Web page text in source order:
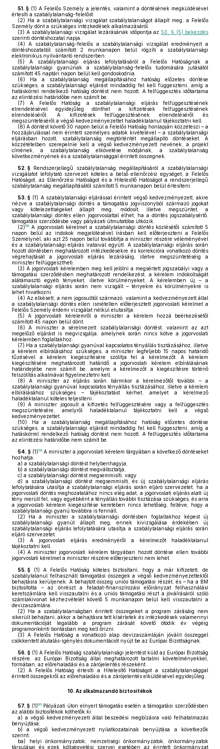
51. § (1) A Felelős Személy a jelentés, valamint a döntésének megküldésével
értesíti a szabálytalanság-felelőst.
(2) Ha a szabálytalansági vizsgálat szabálytalanságot állapít meg, a Felelős
Személy dönt a szükséges intézkedések alkalmazásáról.
(3) A szabálytalansági vizsgálat lezárásának időpontja az50. § (5) bekezdés
szerinti döntéshozatal napja.
(4) A szabálytalanság-felelős a szabálytalansági vizsgálat eredményeit a
döntéshozataltól számított 2 munkanapon belül rögzíti a szabálytalansági
elektronikus nyilvántartó rendszerben.
(5) A szabálytalansági eljárás lefolytatásáról a Felelős Hatóságnak a
szabálytalansági gyanúnak a szabálytalanság-felelős tudomására jutásától
számított 45 naptári napon belül kell gondoskodnia.
(6) Ha a szabálytalanság megállapításához hatóság előzetes döntése
szükséges, a szabálytalansági eljárást mindaddig fel kell függeszteni, amíg a
hatáskörrel rendelkező hatóság döntést nem hozott. A felfüggesztés időtartama
az elintézési határidőbe nem számít be.
(7) A Felelős Hatóság a szabálytalansági eljárás felfüggesztésének
elrendelésével egyidejűleg dönthet a kifizetések felfüggesztésének
elrendeléséről. A kifizetések felfüggesztésének elrendeléséről és
megszüntetéséről a végső kedvezményezettet haladéktalanul tájékoztatni kell.
(8) A döntést követő 30 napon belül a Felelős Hatóság honlapján közzéteszi – a
hozzájárulással nem érintett személyes adatok kivételével – a szabálytalansági
eljárásban hozott, szabálytalanság megtörténtét megállapító döntéseket. A
közzétételben szerepelnie kell a végső kedvezményezett nevének, a projekt
címének, a szabálytalanság elkövetése módjának, a szabálytalanság
következményének és a szabálytalansággal érintett összegnek.
52. § Rendszerjellegű szabálytalanság megállapításáról a szabálytalansági
vizsgálatot lefolytató szervezet köteles a belső ellenőrzési egységet, a Felelős
Hatóságot, az Ellenőrzési Hatóságot és a Hitelesítő Hatóságot a rendszerjellegű
szabálytalanság megállapításától számított 5 munkanapon belül értesíteni.
53. § (1) A szabálytalansági eljárással érintett végső kedvezményezett, akire
nézve a szabálytalansági döntés a támogatási jogviszonyból származó jogokat
vagy kötelezettségeket állapít meg, módosít, illetve megszüntet, a
szabálytalansági döntés ellen jogorvoslattal élhet, ha a döntés jogszabálysértő,
támogatási szerződésbe vagy pályázati útmutatóba ütközik.
(2)58 A jogorvoslati kérelmet a szabálytalansági döntés közlésétől számított 5
napon belül az indokok megjelölésével írásban kell előterjeszteni a Felelős
Személynél, aki azt 25 napon belül továbbítja a miniszter részére véleményével
és a szabálytalansági eljárás irataival együtt. A szabálytalansági eljárás során
hozott döntésben meghatározott intézkedésekre és korrekcióra vonatkozó döntés
végrehajtását a jogorvoslati eljárás lezárásáig, illetve megszüntetéséig a
miniszter felfüggesztheti.
(3) A jogorvoslati kérelemben meg kell jelölni a megsértett jogszabályi vagy a
támogatási szerződésben meghatározott rendelkezést, a kérelem indokoltságát
alátámasztó egyéb tényeket, illetve körülményeket. A kérelemben új – a
szabálytalansági eljárás során nem vizsgált – tényekre és körülményekre is
lehet hivatkozni.
(4) Az elkésett, a nem jogosulttól származó, valamint a kedvezményezett által
a szabálytalansági döntés ellen ismételten előterjesztett jogorvoslati kérelmet a
Felelős Személy érdemi vizsgálat nélkül elutasítja.
(5) A jogorvoslati kérelemről a miniszter a kérelem hozzá beérkezésétől
számított 45 napon belül dönt.
(6) A miniszter a sérelmezett szabálytalansági döntést, valamint az azt
megelőző eljárást is megvizsgálja, amelynek során nincs kötve a jogorvoslati
kérelemben foglaltakhoz.
(7) Ha a szabálytalansági gyanúval kapcsolatos tényállás tisztázásához, illetve
a kérelem elbírálásához szükséges, a miniszter legfeljebb 15 napos határidő
tűzésével a kérelem kiegészítésére szólítja fel a kérelmezőt. A kérelem
kiegészítésére meghatározott határidő a jogorvoslati kérelem elbírálásának
határidejébe nem számít be, amelyre a kérelmezőt a kiegészítésre történő
felszólítás alkalmával figyelmeztetni kell.
(8) A miniszter az eljárás során bármikor a kérelmezőtől további – a
szabálytalansági gyanúval kapcsolatos tényállás tisztázásához, illetve a kérelem
elbírálásához szükséges – tájékoztatást kérhet, amelyet a kérelmező
haladéktalanul köteles teljesíteni.
(9) A miniszter jogosult a kifizetés felfüggesztésére vagy a felfüggesztés
megszüntetésére, amelyről haladéktalanul tájékoztatni kell a végső
kedvezményezettet.
(10) Ha a szabálytalanság megállapításához hatóság előzetes döntése
szükséges, a szabálytalansági eljárást mindaddig fel kell függeszteni, amíg a
hatáskörrel rendelkező hatóság döntést nem hozott. A felfüggesztés időtartama
az elintézési határidőbe nem számít be.
54. § (1)59 A miniszter a jogorvoslati kérelem tárgyában a következő döntéseket
hozhatja:
a) a szabálytalansági döntést helybenhagyja,
b) a szabálytalansági döntést megváltoztatja,
c) a szabálytalansági döntést megsemmisíti, vagy
d) a szabálytalansági döntést megsemmisíti, és új szabálytalansági eljárás
lefolytatására utasítja a szabálytalansági eljárás során eljáró szervezetet, ha a
jogorvoslati döntés meghozatalához nincs elég adat, a jogorvoslati eljárás alatt új
tény merült fel, vagy egyébként a tényállás további tisztázása szükséges, és arra
a jogorvoslati kérelem kiegészítése keretében nincs lehetőség, feltéve, hogy a
szabálytalansági gyanú továbbra is fennáll.
(2) Ha a miniszter a szabálytalansági döntésben foglaltakhoz képest új
szabálytalansági gyanút állapít meg, ennek kivizsgálása érdekében új
szabálytalansági eljárás lefolytatására utasítja a szabálytalansági eljárás során
eljáró szervezetet.
(3) A jogorvoslati eljárás eredményéről a kérelmezőt haladéktalanul
tájékoztatni kell.
(4) A miniszter jogorvoslati kérelem tárgyában hozott döntése ellen további
jogorvoslati kérelmet a miniszter részére előterjeszteni nem lehet.
55. § (1) A Felelős Hatóság köteles biztosítani, hogy a már kifizetett, de
szabálytalanul felhasznált támogatási összegek a végső kedvezményezettektől
behajtásra kerüljenek. A behajtott összeg uniós támogatási részét, és – ha a BM
biztosította – az önrészt a feladat-finanszírozási előirányzat felhasználási
keretszámlára kell visszautalni és a uniós támogatási részt a jóváírásáról szóló
számlakivonat kézhezvételét követő 5 munkanapon belül kell visszautalni a
devizaszámlára.
(2) Ha a szabálytalanságban érintett összegeket a program zárásáig nem
sikerült behajtani, akkor a behajtásra tett kísérletek és intézkedések valamennyi
dokumentációját legalább a program zárását követő ötödik év végéig
programonkénti bontásban meg kell őrizni.
(3) A Felelős Hatóság a vonatkozó alap devizaszámláján jóváírt összeggel
csökkentett átutalás-igénylés dokumentációt nyújt be az Európai Bizottságnak.
56. § (1) A Felelős Hatóság szabálytalansági jelentést küld az Európai Bizottság
részére, az Európai Bizottság által meghatározott tartalmi követelményekkel,
formában, az előrehaladási és a zárójelentés részeként.
(2) A Felelős Hatóság értesíti a Hitelesítő Hatóságot a szabálytalansággal
érintett összegekről az előrehaladási és a zárójelentés elküldésével egyidejűleg.
10. Az alkalmazandó biztosítékok
57. § (1)60Pályázati úton elnyert támogatás esetén a támogatási szerződésben
az alábbi biztosítékok köthetők ki:
a) a végső kedvezményezett által beszedési megbízásra való felhatalmazás
benyújtása;
b) a végső kedvezményezett nyilatkozatainak benyújtása a következők
szerint:
ba) helyi önkormányzatok, nemzetiségi önkormányzatok, önkormányzatok
társulásai és ezek költségvetési szervei esetében az érintett önkormányzat